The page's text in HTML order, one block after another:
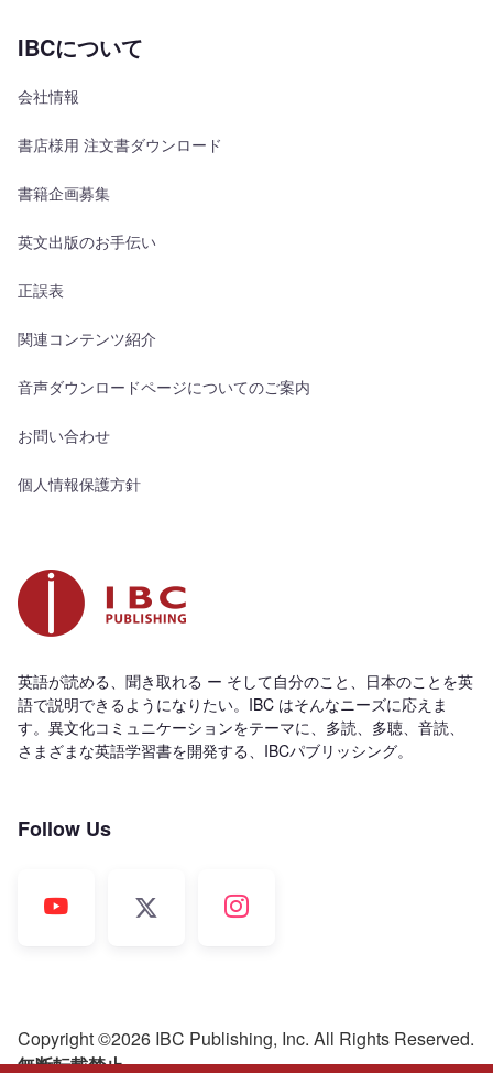
英語が読める、聞き取れる ー そして自分のこと、日本のことを英
語で説明できるようになりたい。IBC はそんなニーズに応えま
す。異文化コミュニケーションをテーマに、多読、多聴、音読、
さまざまな英語学習書を開発する、IBCパブリッシング。
Follow Us
IBCについて
会社情報
書店様用 注文書ダウンロード
書籍企画募集
英文出版のお手伝い
正誤表
関連コンテンツ紹介
音声ダウンロードページについてのご案内
お問い合わせ
個人情報保護方針
Copyright ©2026 IBC Publishing, Inc. All Rights Reserved.
無断転載禁止